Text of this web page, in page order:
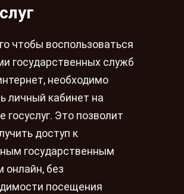
чтобы воспользоваться
государственных служб
необходимо
личный кабинет на
госуслуг. Это позволит
доступ к
государственным
онлайн, без
посещения